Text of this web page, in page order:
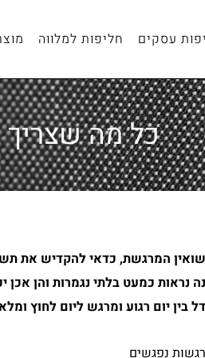
עסקים חליפות למלווה
כל מה שצריך
המרגשת, כדאי להקדיש את
נראות כמעט בלתי נגמרות והן אכן
בין יום רגוע ומרגש ליום לחוץ
נפגשים